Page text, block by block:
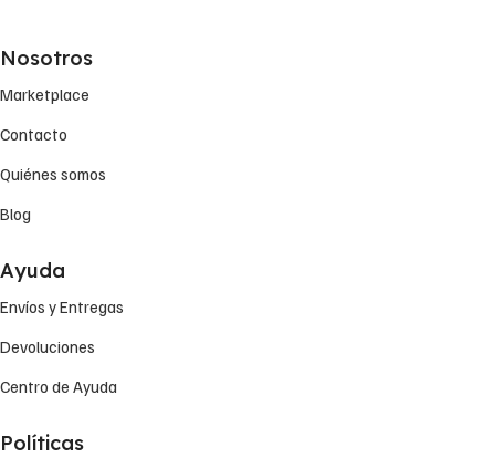
Nosotros
Marketplace
Contacto
Quiénes somos
Blog
Ayuda
Envíos y Entregas
Devoluciones
Centro de Ayuda
Políticas